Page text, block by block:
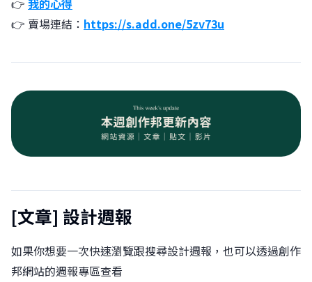
👉 我的心得
👉 賣場連結： https://s.add.one/5zv73u
[文章] 設計週報
如果你想要一次快速瀏覽跟搜尋設計週報，也可以透過創作
邦網站的週報專區查看